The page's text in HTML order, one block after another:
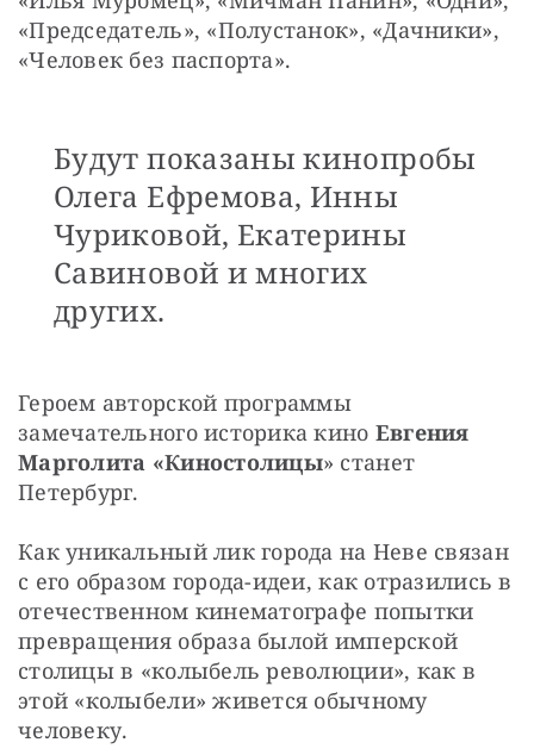
«Председатель», «Полустанок», «Дачники»,
«Человек без паспорта».
Будут показаны кинопробы
Олега Ефремова, Инны
Чуриковой, Екатерины
Савиновой и многих
других.
Героем авторской программы
замечательного историка кино Евгения
Марголита «Киностолицы» станет
Петербург.
Как уникальный лик города на Неве связан
с его образом города-идеи, как отразились в
отечественном кинематографе попытки
превращения образа былой имперской
столицы в «колыбель революции», как в
этой «колыбели» живется обычному
человеку.